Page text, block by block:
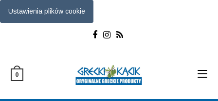
Ustawienia plików cookie
0